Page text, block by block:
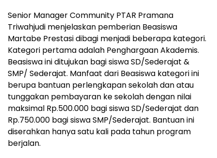
Senior Manager Community PTAR Pramana
Triwahjudi menjelaskan pemberian Beasiswa
Martabe Prestasi dibagi menjadi beberapa kategori.
Kategori pertama adalah Penghargaan Akademis.
Beasiswa ini ditujukan bagi siswa SD/Sederajat &
SMP/ Sederajat. Manfaat dari Beasiswa kategori ini
berupa bantuan perlengkapan sekolah dan atau
tunggakan pembayaran ke sekolah dengan nilai
maksimal Rp.500.000 bagi siswa SD/Sederajat dan
Rp.750.000 bagi siswa SMP/Sederajat. Bantuan ini
diserahkan hanya satu kali pada tahun program
berjalan.